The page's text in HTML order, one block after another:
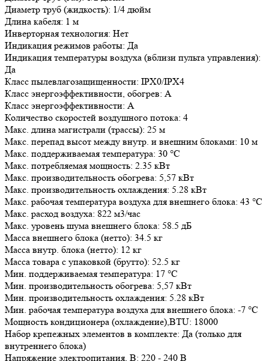
Диаметр труб (жидкость): 1/4 дюйм
Длина кабеля: 1 м
Инверторная технология: Нет
Индикация режимов работы: Да
Индикация температуры воздуха (вблизи пульта управления):
Да
Класс пылевлагозащищенности: IPX0/IPX4
Класс энергоэффективности, обогрев: A
Класс энергоэффективности: A
Количество скоростей воздушного потока: 4
Макс. длина магистрали (трассы): 25 м
Макс. перепад высот между внутр. и внешним блоками: 10 м
Макс. поддерживаемая температура: 30 °С
Макс. потребляемая мощность: 2.35 кВт
Макс. производительность обогрева: 5,57 кВт
Макс. производительность охлаждения: 5.28 кВт
Макс. рабочая температура воздуха для внешнего блока: 43 °С
Макс. расход воздуха: 822 м3/час
Макс. уровень шума внешнего блока: 58.5 дБ
Масса внешнего блока (нетто): 34.5 кг
Масса внутр. блока (нетто): 12 кг
Масса товара с упаковкой (брутто): 52.5 кг
Мин. поддерживаемая температура: 17 °С
Мин. производительность обогрева: 5,57 кВт
Мин. производительность охлаждения: 5.28 кВт
Мин. рабочая температура воздуха для внешнего блока: -7 °С
Мощность кондиционера (охлаждение),BTU: 18000
Набор крепежных элементов в комплекте: Да (только для
внутреннего блока)
Напряжение электропитания, В: 220 - 240 В